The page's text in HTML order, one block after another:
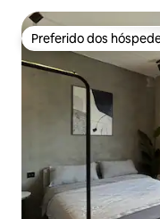
Preferido dos
Preferido dos